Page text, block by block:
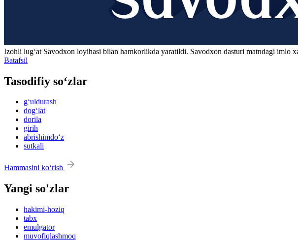
Izohli lugʻat Savodxon loyihasi bilan hamkorlikda yaratildi. Savodxon dasturi matndagi imlo
Batafsil
Tasodifiy so‘zlar
g‘uldurash
dog‘lat
dorila
girih
abrishimdo‘z
sutkali
Hammasini ko‘rish
Yangi so'zlar
hakimi-hoziq
tabx
emulgator
muvofiqlashmoq